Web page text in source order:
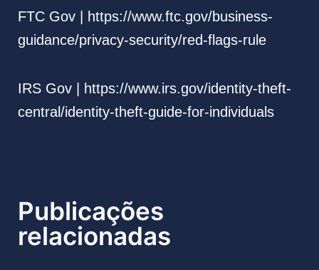
FTC Gov | https://www.ftc.gov/business-
guidance/privacy-security/red-flags-rule
IRS Gov | https://www.irs.gov/identity-theft-
central/identity-theft-guide-for-individuals
Publicações
relacionadas